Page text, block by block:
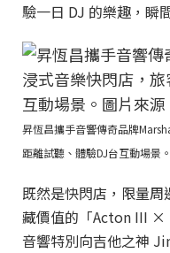
驗一日 DJ 的樂趣，瞬
昇恆昌攜手音響傳奇品牌
距離試聽、體驗DJ台互動場景
既然是快閃店，限量
藏價值的「Acton III ×
音響特別向吉他之神